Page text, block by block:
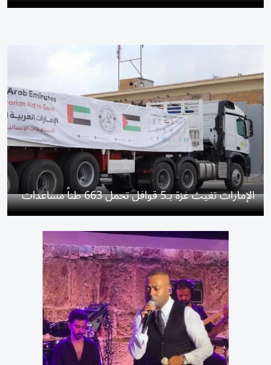
الإمارات تغيث غزة بـ5 قوافل تحمل 663 طناً مساعدات